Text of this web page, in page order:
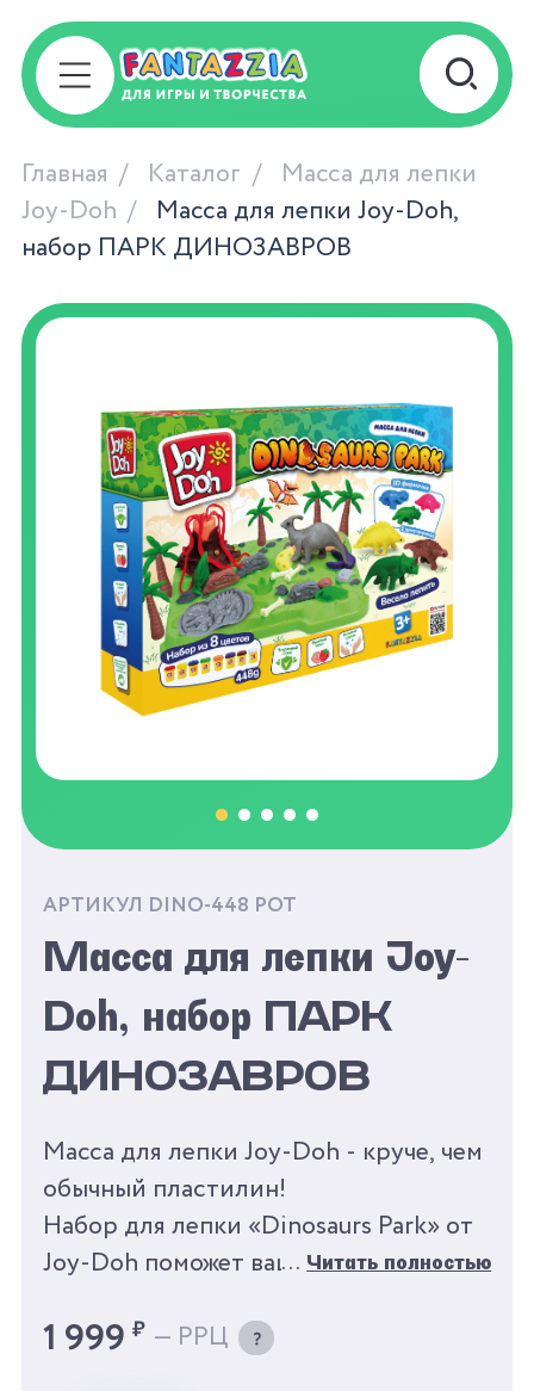
Главная Каталог
Масса для лепки
Joy-Doh
Масса для лепки Joy-Doh,
набор ПАРК ДИНОЗАВРОВ
АРТИКУЛ DINO-448 POT
Масса для лепки Joy-
Doh, набор ПАРК
ДИНОЗАВРОВ
Масса для лепки Joy-Doh - круче, чем
обычный пластилин!
Набор для лепки «Dinosaurs Park» от
Joy-Doh поможет вашему ребенку
миром динозавров. С помощью
Читать полностью
1 999 ₽ — РРЦ